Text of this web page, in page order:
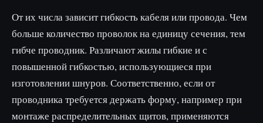
От их числа зависит гибкость кабеля или провода. Чем
больше количество проволок на единицу сечения, тем
гибче проводник. Различают жилы гибкие и с
повышенной гибкостью, использующиеся при
изготовлении шнуров. Соответственно, если от
проводника требуется держать форму, например при
монтаже распределительных щитов, применяются